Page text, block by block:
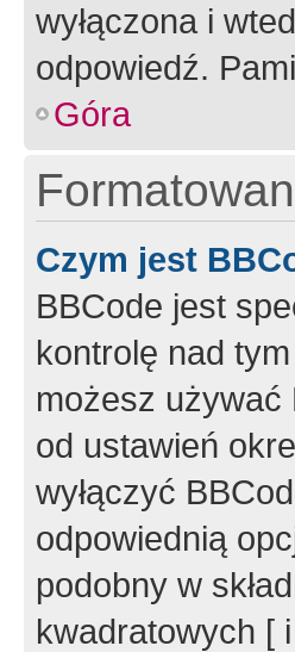
wyłączona i
odpowiedź.
Góra
Czym jest
BBCode jest
kontrolę nad
możesz używać
od ustawień
wyłączyć
odpowiednią
podobny w
kwadratowych [